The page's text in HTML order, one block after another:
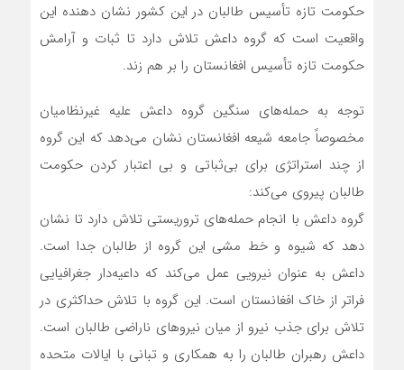
حکومت تازه تأسیس طالبان در این کشور نشان دهنده این
واقعیت است که گروه داعش تلاش دارد تا ثبات و آرامش
حکومت تازه تأسیس افغانستان را بر هم زند.
توجه به حمله‌های سنگین گروه داعش علیه غیرنظامیان
مخصوصاً جامعه شیعه افغانستان نشان می‌دهد که این گروه
از چند استراتژی برای بی‌ثباتی و بی اعتبار کردن حکومت
طالبان پیروی می‌کند:
گروه داعش با انجام حمله‌های تروریستی تلاش دارد تا نشان
دهد که شیوه و خط مشی این گروه از طالبان جدا است.
داعش به عنوان نیرویی عمل می‌کند که داعیه‌دار جغرافیایی
فراتر از خاک افغانستان است. این گروه با تلاش حداکثری در
تلاش برای جذب نیرو از میان نیروهای ناراضی طالبان است.
داعش رهبران طالبان را به همکاری و تبانی با ایالات متحده